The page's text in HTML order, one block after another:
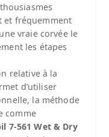
et fréquemment
vraie corvée le
les étapes
relative à la
d’utiliser
la méthode
comme
7-561 Wet & Dry